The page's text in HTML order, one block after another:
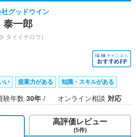
グッドウイン
泰一郎
タイイチロウ）
い 提案力がある 知識・スキルがある
験年数 30年 オンライン相談 対応
高評価レビュー
(5件)